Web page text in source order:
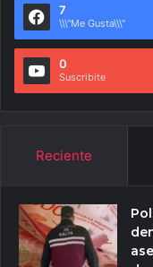
7
\\\"Me Gusta\\\"
0
Suscribite
Reciente